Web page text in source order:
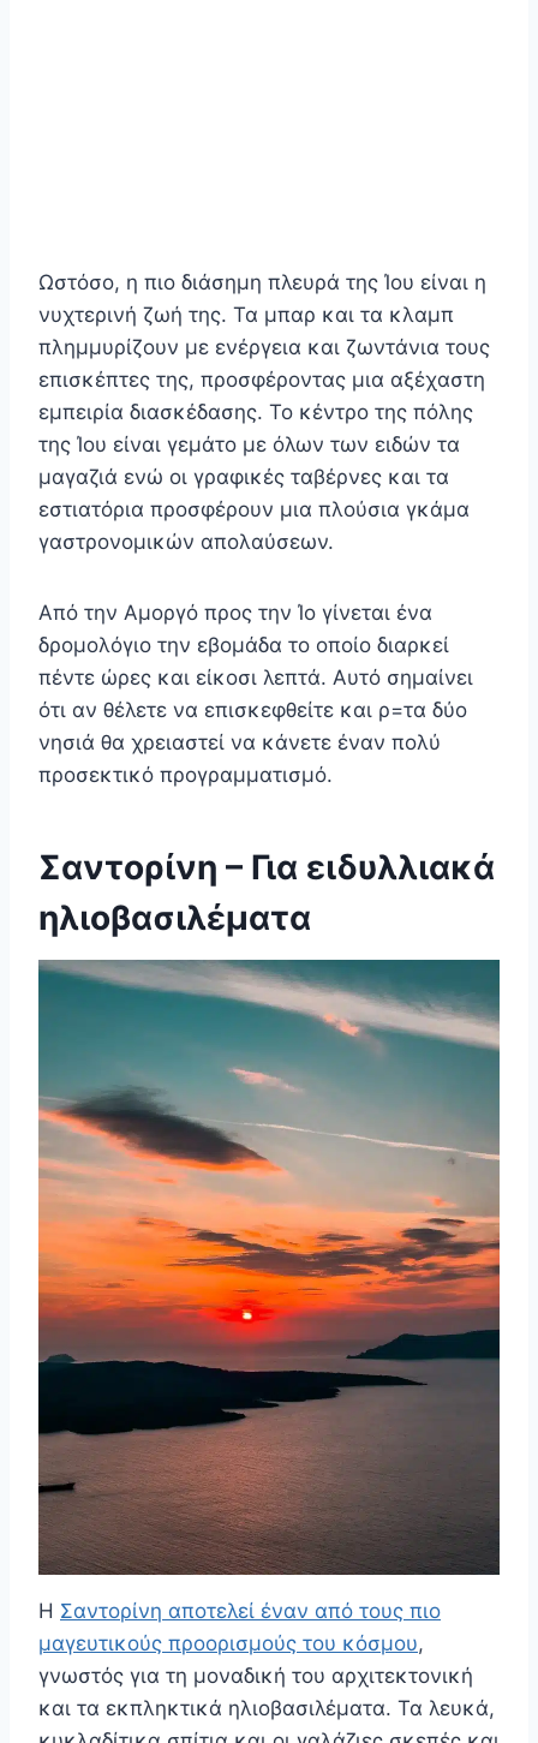
Ωστόσο, η πιο διάσημη πλευρά της Ίου είναι η
νυχτερινή ζωή της. Τα μπαρ και τα κλαμπ
πλημμυρίζουν με ενέργεια και ζωντάνια τους
επισκέπτες της, προσφέροντας μια αξέχαστη
εμπειρία διασκέδασης. Το κέντρο της πόλης
της Ίου είναι γεμάτο με όλων των ειδών τα
μαγαζιά ενώ οι γραφικές ταβέρνες και τα
εστιατόρια προσφέρουν μια πλούσια γκάμα
γαστρονομικών απολαύσεων.
Από την Αμοργό προς την Ίο γίνεται ένα
δρομολόγιο την εβομάδα το οποίο διαρκεί
πέντε ώρες και είκοσι λεπτά. Αυτό σημαίνει
ότι αν θέλετε να επισκεφθείτε και ρ=τα δύο
νησιά θα χρειαστεί να κάνετε έναν πολύ
προσεκτικό προγραμματισμό.
Σαντορίνη – Για ειδυλλιακά
ηλιοβασιλέματα
Η Σαντορίνη αποτελεί έναν από τους πιο
μαγευτικούς προορισμούς του κόσμου,
γνωστός για τη μοναδική του αρχιτεκτονική
και τα εκπληκτικά ηλιοβασιλέματα. Τα λευκά,